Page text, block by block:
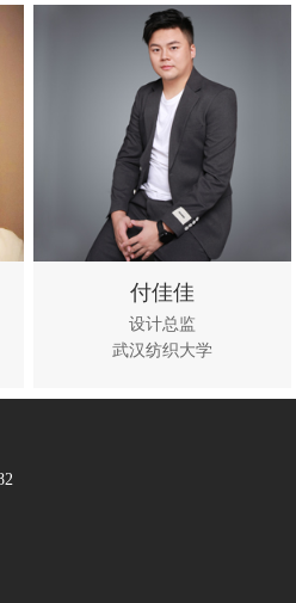
立即咨 查看作
付佳佳
设计总监
武汉纺织大学
立即咨 查看作